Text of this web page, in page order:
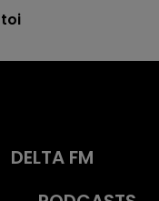
DELTA FM